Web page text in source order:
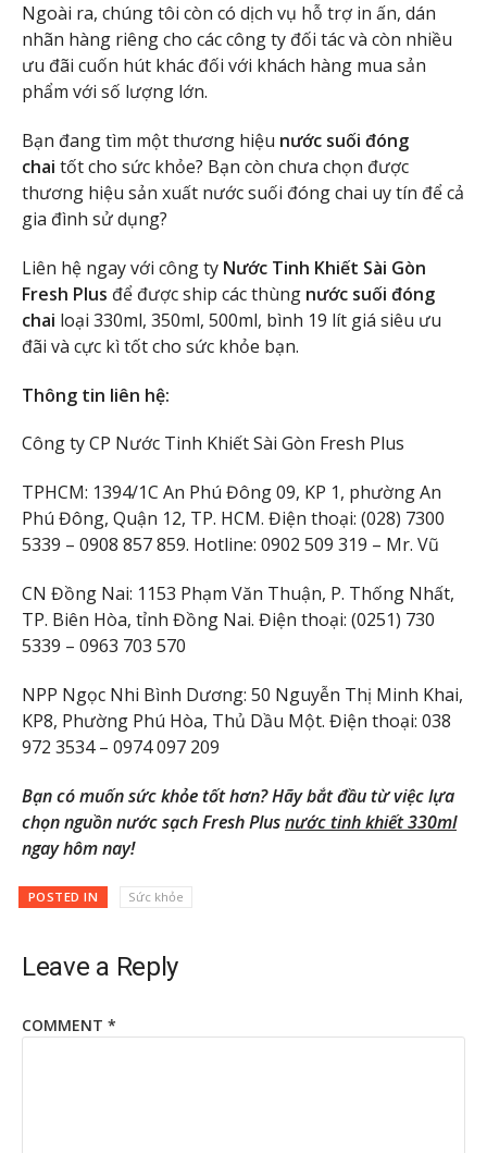
Ngoài ra, chúng tôi còn có dịch vụ hỗ trợ in ấn, dán
nhãn hàng riêng cho các công ty đối tác và còn nhiều
ưu đãi cuốn hút khác đối với khách hàng mua sản
phẩm với số lượng lớn.
Bạn đang tìm một thương hiệu nước suối đóng
chai tốt cho sức khỏe? Bạn còn chưa chọn được
thương hiệu sản xuất nước suối đóng chai uy tín để cả
gia đình sử dụng?
Liên hệ ngay với công ty Nước Tinh Khiết Sài Gòn
Fresh Plus để được ship các thùng nước suối đóng
chai loại 330ml, 350ml, 500ml, bình 19 lít giá siêu ưu
đãi và cực kì tốt cho sức khỏe bạn.
Thông tin liên hệ:
Công ty CP Nước Tinh Khiết Sài Gòn Fresh Plus
TPHCM: 1394/1C An Phú Đông 09, KP 1, phường An
Phú Đông, Quận 12, TP. HCM. Điện thoại: (028) 7300
5339 – 0908 857 859. Hotline: 0902 509 319 – Mr. Vũ
CN Đồng Nai: 1153 Phạm Văn Thuận, P. Thống Nhất,
TP. Biên Hòa, tỉnh Đồng Nai. Điện thoại: (0251) 730
5339 – 0963 703 570
NPP Ngọc Nhi Bình Dương: 50 Nguyễn Thị Minh Khai,
KP8, Phường Phú Hòa, Thủ Dầu Một. Điện thoại: 038
972 3534 – 0974 097 209
Bạn có muốn sức khỏe tốt hơn? Hãy bắt đầu từ việc lựa
chọn nguồn nước sạch Fresh Plusnước tinh khiết 330ml
ngay hôm nay!
POSTED IN Sức khỏe
Leave a Reply
COMMENT *